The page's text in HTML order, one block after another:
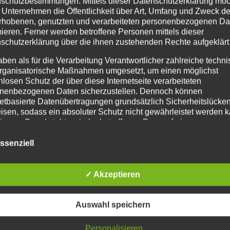
Unternehmen die Öffentlichkeit über Art, Umfang und Zweck
genutzten und verarbeiteten personenbezogenen
Ferner werden betroffene Personen mittels dieser
über die ihnen zustehenden Rechte aufgeklärt.
als für die Verarbeitung Verantwortlicher zahlreiche
Maßnahmen umgesetzt, um einen möglichst
Schutz der über diese Internetseite verarbeiteten
Daten sicherzustellen. Dennoch können
Datenübertragungen grundsätzlich Sicherheitslücken
sodass ein absoluter Schutz nicht gewährleistet werden
Grund steht es jeder betroffenen Person frei,
an uns zu übermitteln.
beruht auf den Begrifflichkeiten, die durch
Richtlinien- und Verordnungsgeber beim Erlass der
Grundverordnung (DS-GVO) verwendet wurden. Unsere
soll sowohl für die Öffentlichkeit als auch für
und Geschäftspartner einfach lesbar und verständlich sein.
✓ Akzeptieren
Auswahl speichern
Personalisieren